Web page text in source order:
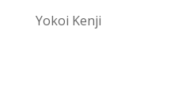
Yokoi Kenji